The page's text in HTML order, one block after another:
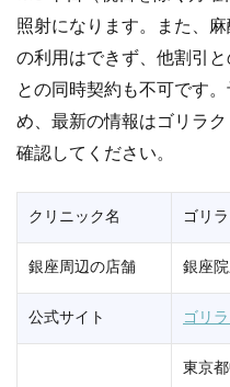
照射になります。また、
の利用はできず、他割引
との同時契約も不可です
め、最新の情報はゴリラ
確認してください。
クリニック名 ゴリ
銀座周辺の店舗 銀座
公式サイト ゴリ
東京